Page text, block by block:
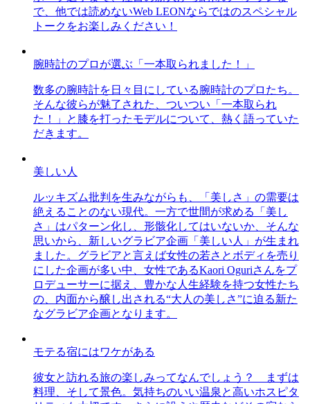
で、他では読めないWeb LEONならではのスペシャル
トークをお楽しみください！
腕時計のプロが選ぶ「一本取られました！」
数多の腕時計を日々目にしている腕時計のプロたち。
そんな彼らが魅了された、ついつい「一本取られ
た！」と膝を打ったモデルについて、熱く語っていた
だきます。
美しい人
ルッキズム批判を生みながらも、「美しさ」の需要は
絶えることのない現代。一方で世間が求める「美し
さ」はパターン化し、形骸化してはいないか、そんな
思いから、新しいグラビア企画「美しい人」が生まれ
ました。グラビアと言えば女性の若さとボディを売り
にした企画が多い中、女性であるKaori Oguriさんをプ
ロデューサーに据え、豊かな人生経験を持つ女性たち
の、内面から醸し出される“大人の美しさ”に迫る新た
なグラビア企画となります。
モテる宿にはワケがある
彼女と訪れる旅の楽しみってなんでしょう？ まずは
料理、そして景色。気持ちのいい温泉と高いホスピタ